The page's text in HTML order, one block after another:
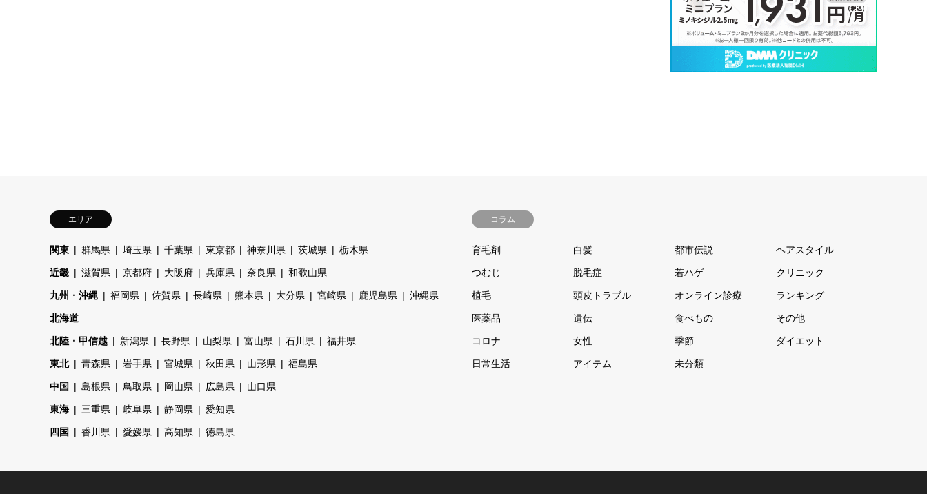
エリア
関東 群馬県 埼玉県 千葉県 東京都 神奈川県 茨城県 栃木県
近畿 滋賀県 京都府 大阪府 兵庫県 奈良県 和歌山県
九州・沖縄 福岡県 佐賀県 長崎県 熊本県 大分県 宮崎県 鹿児島県 沖縄県
北海道
北陸・甲信越 新潟県 長野県 山梨県 富山県 石川県 福井県
東北 青森県 岩手県 宮城県 秋田県 山形県 福島県
中国 島根県 鳥取県 岡山県 広島県 山口県
東海 三重県 岐阜県 静岡県 愛知県
四国 香川県 愛媛県 高知県 徳島県
コラム
育毛剤 白髪 都市伝説 ヘアスタイル
つむじ 脱毛症 若ハゲ クリニック
植毛 頭皮トラブル オンライン診療 ランキング
医薬品 遺伝 食べもの その他
コロナ 女性 季節 ダイエット
日常生活 アイテム 未分類